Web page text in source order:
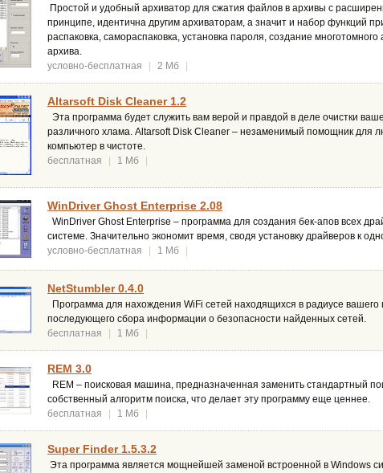
Простой и удобный архиватор для сжатия файлов в архивы с
принципе, идентична другим архиваторам, а значит и набор функций
распаковка, самораспаковка, установка пароля, создание
архива.
условно-бесплатная
2 Мб
Altarsoft Disk Cleaner 1.2
Эта программа будет служить вам верой и правдой в деле очистки
различного хлама. Altarsoft Disk Cleaner – незаменимый помощник для
компьютер в чистоте.
бесплатная
1 Мб
WinDriver Ghost Enterprise 2.08
WinDriver Ghost Enterprise – программа для создания бек-апов всех
системе. Значительно экономит время, сводя установку драйверов к
условно-бесплатная
1 Мб
NetStumbler 0.4.0
Программа для нахождения WiFi сетей находящихся в радиусе вашего
последующего сбора информации о безопасности найденных сетей.
бесплатная
1 Мб
REM 3.0
REM – поисковая машина, предназначенная заменить стандартный
собственный алгоритм поиска, что делает эту программу еще ценнее.
бесплатная
1 Мб
Super Finder 1.5.3.2
Эта программа является мощнейшей заменой встроенной в Windows